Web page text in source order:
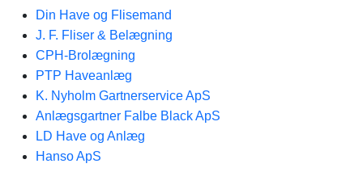
Din Have og Flisemand
J. F. Fliser & Belægning
CPH-Brolægning
PTP Haveanlæg
K. Nyholm Gartnerservice ApS
Anlægsgartner Falbe Black ApS
LD Have og Anlæg
Hanso ApS